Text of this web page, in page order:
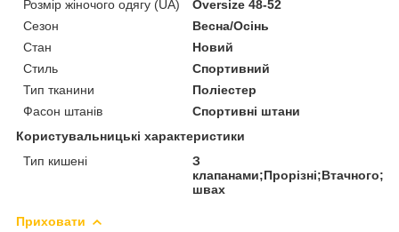
Розмір жіночого одягу (UA)
Oversize 48-52
Сезон
Весна/Осінь
Стан
Новий
Стиль
Спортивний
Тип тканини
Поліестер
Фасон штанів
Спортивні штани
Користувальницькі характеристики
Тип кишені
З
швах
Приховати